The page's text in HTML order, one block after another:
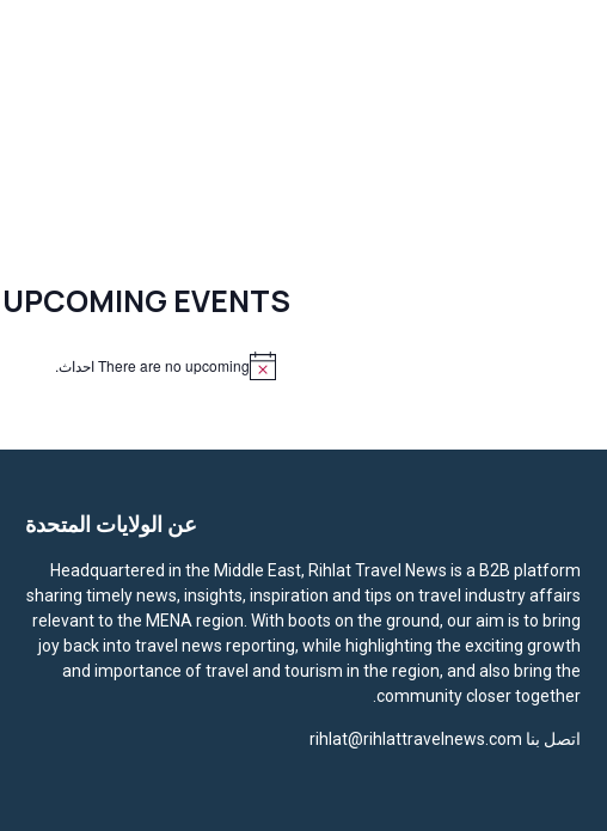
UPCOMING EVENTS
c
There are no upcoming احداث.
عن الولايات المتحدة
Headquartered in the Middle East, Rihlat Travel News is a B2B platform
sharing timely news, insights, inspiration and tips on travel industry affairs
relevant to the MENA region. With boots on the ground, our aim is to bring
joy back into travel news reporting, while highlighting the exciting growth
and importance of travel and tourism in the region, and also bring the
community closer together.
اتصل بنا rihlat@rihlattravelnews.com